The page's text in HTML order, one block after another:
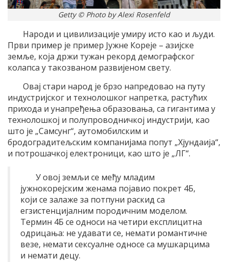
Getty © Photo by Alexi Rosenfeld
Народи и цивилизације умиру исто као и људи.
Први пример је пример Јужне Кореје – азијске
земље, која држи тужан рекорд демографског
колапса у такозваном развијеном свету.
Овај стари народ је брзо напредовао на путу
индустријског и технолошког напретка, растућих
прихода и унапређења образовања, са гигантима у
технолошкој и полупроводничкој индустрији, као
што је „Самсунг“, аутомобилским и
бродоградитељским компанијама попут „Хјундаија“,
и потрошачкој електроници, као што је „ЛГ“.
У овој земљи се међу младим
јужнокорејским женама појавио покрет 4Б,
који се залаже за потпуни раскид са
егзистенцијалним породичним моделом.
Термин 4Б се односи на четири експлицитна
одрицања: не удавати се, немати романтичне
везе, немати сексуалне односе са мушкарцима
и немати децу.